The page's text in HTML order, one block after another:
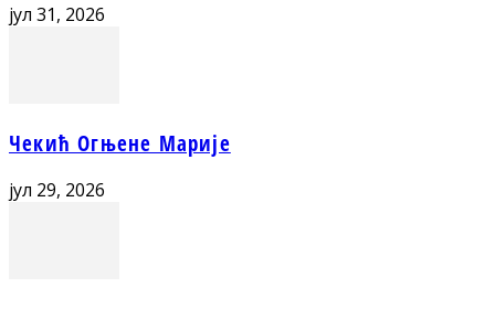
јул 31, 2026
Чекић Огњене Марије
јул 29, 2026